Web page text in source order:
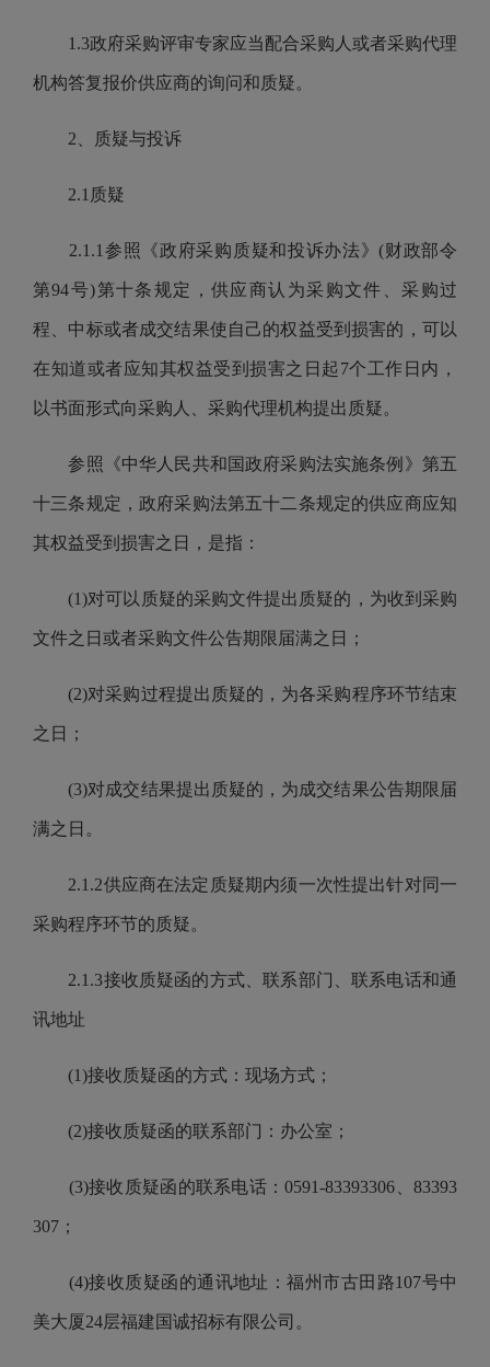
1.3政府采购评审专家应当配合采购人或者采购代理
机构答复报价供应商的询问和质疑。
2、质疑与投诉
2.1质疑
2.1.1参照《政府采购质疑和投诉办法》(财政部令
第94号)第十条规定，供应商认为采购文件、采购过
程、中标或者成交结果使自己的权益受到损害的，可以
在知道或者应知其权益受到损害之日起7个工作日内，
以书面形式向采购人、采购代理机构提出质疑。
参照《中华人民共和国政府采购法实施条例》第五
十三条规定，政府采购法第五十二条规定的供应商应知
其权益受到损害之日，是指：
(1)对可以质疑的采购文件提出质疑的，为收到采购
文件之日或者采购文件公告期限届满之日；
(2)对采购过程提出质疑的，为各采购程序环节结束
之日；
(3)对成交结果提出质疑的，为成交结果公告期限届
满之日。
2.1.2供应商在法定质疑期内须一次性提出针对同一
采购程序环节的质疑。
2.1.3接收质疑函的方式、联系部门、联系电话和通
讯地址
(1)接收质疑函的方式：现场方式；
(2)接收质疑函的联系部门：办公室；
(3)接收质疑函的联系电话：0591-83393306、83393
307；
(4)接收质疑函的通讯地址：福州市古田路107号中
美大厦24层福建国诚招标有限公司。